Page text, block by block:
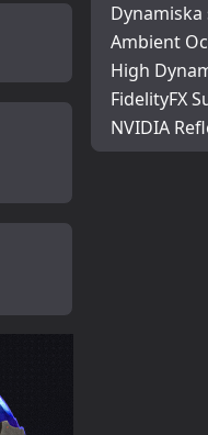
Ambient
High
FidelityFX
NVIDIA